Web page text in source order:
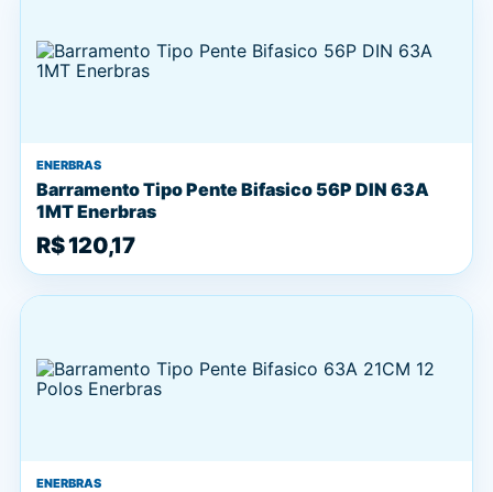
ENERBRAS
Barramento Tipo Pente Bifasico 56P DIN 63A
1MT Enerbras
R$ 120,17
ENERBRAS